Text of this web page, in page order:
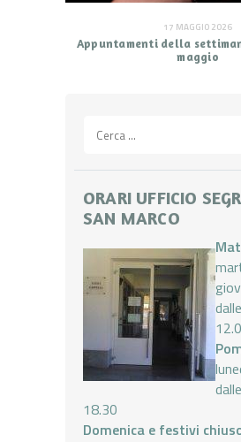
17 MAGGIO 2026
Appuntamenti della
maggio
per:
ORARI UFFICIO
SAN MARCO
18.30
Domenica e festivi